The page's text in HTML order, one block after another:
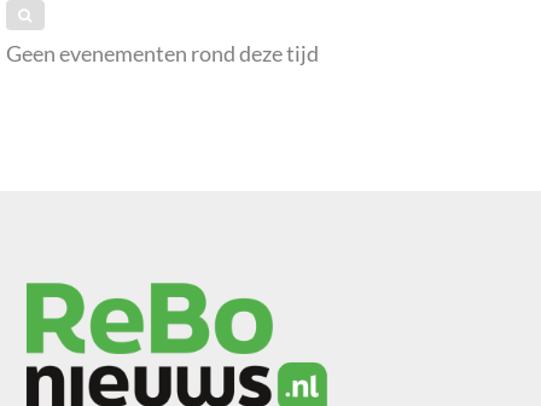
Geen evenementen rond deze tijd